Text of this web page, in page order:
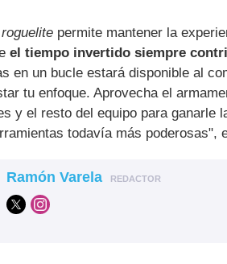
roguelite permite mantener la
el tiempo invertido siempre
en un bucle estará disponible al
tu enfoque. Aprovecha el
y el resto del equipo para ganarle
todavía más poderosas",
Ramón Varela REDACTOR